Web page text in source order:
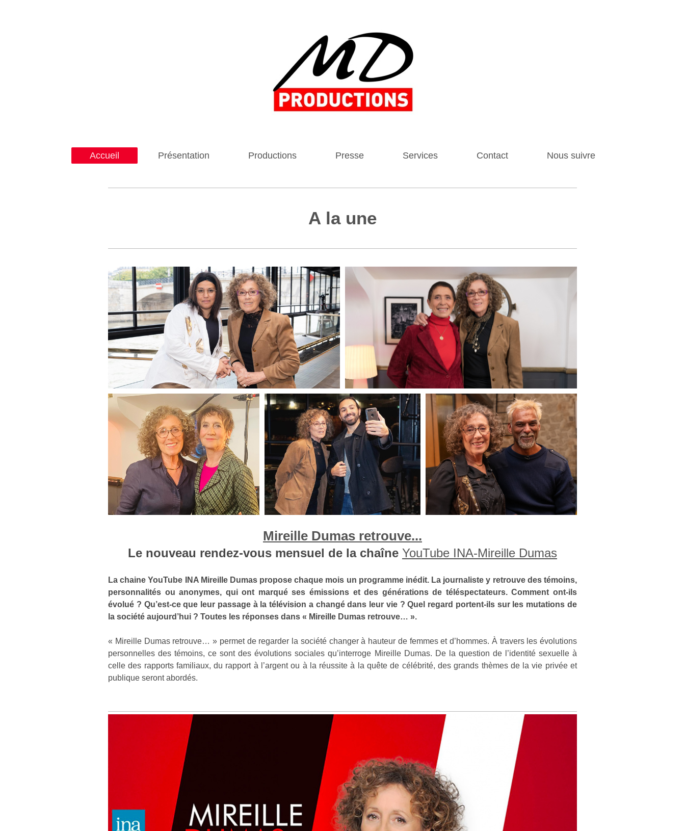
Accueil Présentation Productions Presse Services Contact Nous suivre
A la une
Mireille Dumas retrouve...
Le nouveau rendez-vous mensuel de la chaîne YouTube INA-Mireille Dumas
La chaine YouTube INA Mireille Dumas propose chaque mois un programme inédit. La journaliste y retrouve des témoins,
personnalités ou anonymes, qui ont marqué ses émissions et des générations de téléspectateurs. Comment ont-ils
évolué ? Qu’est-ce que leur passage à la télévision a changé dans leur vie ? Quel regard portent-ils sur les mutations de
la société aujourd’hui ? Toutes les réponses dans « Mireille Dumas retrouve… ».
« Mireille Dumas retrouve… » permet de regarder la société changer à hauteur de femmes et d’hommes. À travers les évolutions
personnelles des témoins, ce sont des évolutions sociales qu’interroge Mireille Dumas. De la question de l’identité sexuelle à
celle des rapports familiaux, du rapport à l’argent ou à la réussite à la quête de célébrité, des grands thèmes de la vie privée et
publique seront abordés.